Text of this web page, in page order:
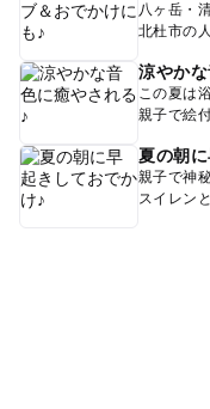
八ヶ岳・
北杜市の
涼やか
この夏は
親子で絵
夏の朝
親子で神
スイレン